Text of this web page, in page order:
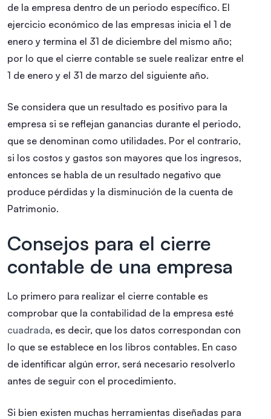
de la empresa dentro de un periodo específico. El
ejercicio económico de las empresas inicia el 1 de
enero y termina el 31 de diciembre del mismo año;
por lo que el cierre contable se suele realizar entre el
1 de enero y el 31 de marzo del siguiente año.
Se considera que un resultado es positivo para la
empresa si se reflejan ganancias durante el periodo,
que se denominan como utilidades. Por el contrario,
si los costos y gastos son mayores que los ingresos,
entonces se habla de un resultado negativo que
produce pérdidas y la disminución de la cuenta de
Patrimonio.
Consejos para el cierre
contable de una empresa
Lo primero para realizar el cierre contable es
comprobar que la contabilidad de la empresa esté
cuadrada, es decir, que los datos correspondan con
lo que se establece en los libros contables. En caso
de identificar algún error, será necesario resolverlo
antes de seguir con el procedimiento.
Si bien existen muchas herramientas diseñadas para